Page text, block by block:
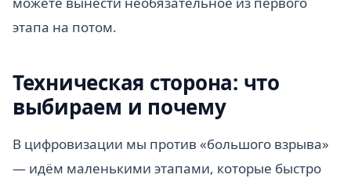
этапа на потом.
Техническая сторона: что
выбираем и почему
В цифровизации мы против «большого взрыва»
— идём маленькими этапами, которые быстро